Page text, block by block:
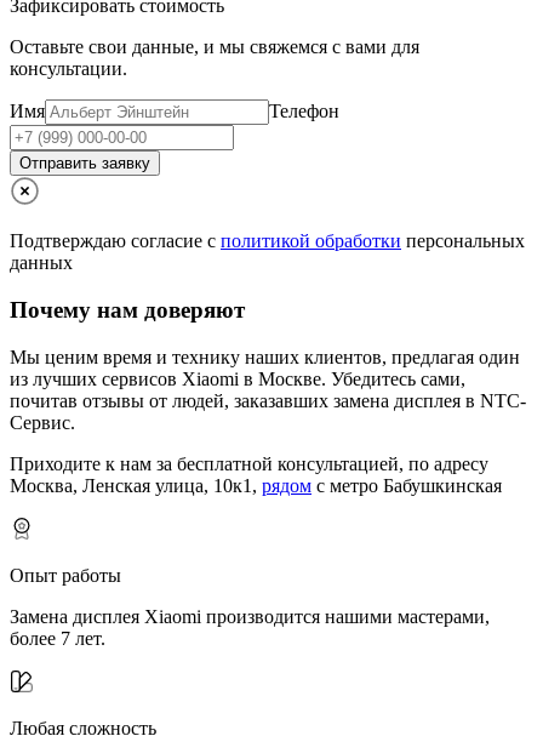
Зафиксировать стоимость
Оставьте свои данные, и мы свяжемся с вами для
консультации.
Имя Телефон
Отправить заявку
Подтверждаю согласие с политикой обработки персональных
данных
Почему нам доверяют
Мы ценим время и технику наших клиентов, предлагая один
из лучших сервисов Xiaomi в Москве. Убедитесь сами,
почитав отзывы от людей, заказавших замена дисплея в NTC-
Сервис.
Приходите к нам за бесплатной консультацией, по адресу
Москва, Ленская улица, 10к1, рядом с метро Бабушкинская
Опыт работы
Замена дисплея Xiaomi производится нашими мастерами,
более 7 лет.
Любая сложность